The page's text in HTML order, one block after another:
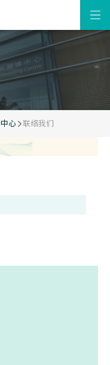
心 联络我们